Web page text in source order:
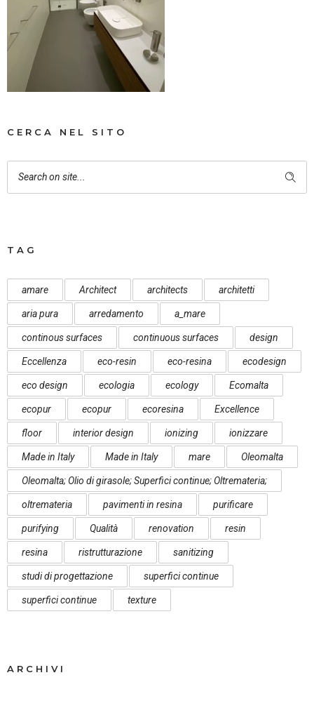
CERCA NEL SITO
TAG
amare Architect architects architetti
aria pura arredamento a_mare
continous surfaces continuous surfaces design
Eccellenza eco-resin eco-resina ecodesign
eco design ecologia ecology Ecomalta
ecopur ecopur ecoresina Excellence
floor interior design ionizing ionizzare
Made in Italy Made in Italy mare Oleomalta
Oleomalta; Olio di girasole; Superfici continue; Oltremateria;
oltremateria pavimenti in resina purificare
purifying Qualità renovation resin
resina ristrutturazione sanitizing
studi di progettazione superfici continue
superfici continue texture
ARCHIVI